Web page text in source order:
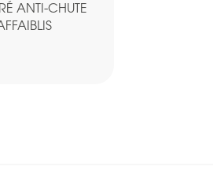
ANTI-CHUTE